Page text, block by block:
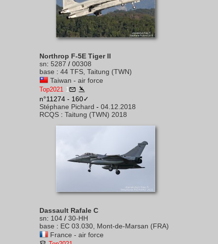
Northrop F-5E Tiger II
sn: 5287 / 00308
base : 44 TFS, Taitung (TWN)
Taiwan - air force
Top2021 1
n°11274 - 160✓
Stéphane Pichard - 04.12.2018
RCQS : Taitung (TWN) 2018
Dassault Rafale C
sn: 104 / 30-HH
base : EC 03.030, Mont-de-Marsan (FRA)
France - air force